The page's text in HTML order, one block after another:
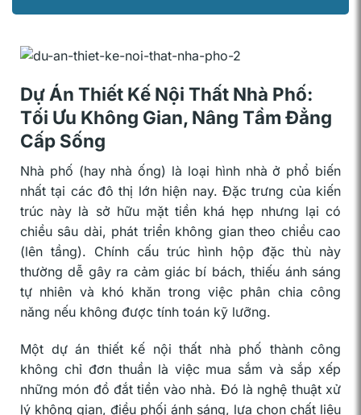
Dự Án Thiết Kế Nội Thất Nhà Phố:
Tối Ưu Không Gian, Nâng Tầm Đẳng
Cấp Sống
Nhà phố (hay nhà ống) là loại hình nhà ở phổ biến
nhất tại các đô thị lớn hiện nay. Đặc trưng của kiến
trúc này là sở hữu mặt tiền khá hẹp nhưng lại có
chiều sâu dài, phát triển không gian theo chiều cao
(lên tầng). Chính cấu trúc hình hộp đặc thù này
thường dễ gây ra cảm giác bí bách, thiếu ánh sáng
tự nhiên và khó khăn trong việc phân chia công
năng nếu không được tính toán kỹ lưỡng.
Một dự án thiết kế nội thất nhà phố thành công
không chỉ đơn thuần là việc mua sắm và sắp xếp
những món đồ đắt tiền vào nhà. Đó là nghệ thuật xử
lý không gian, điều phối ánh sáng, lựa chọn chất liệu